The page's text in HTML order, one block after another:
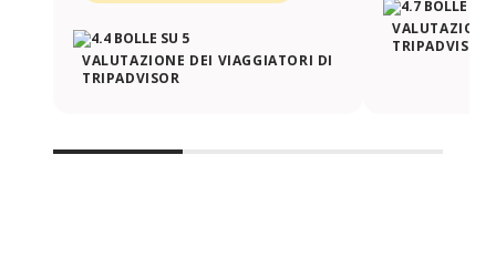
VALUTAZIONE DEI VIAGGIATORI DI
TRIPADVISOR
TRIPADVISOR